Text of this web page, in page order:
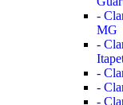
-
MG
-
-
-
-